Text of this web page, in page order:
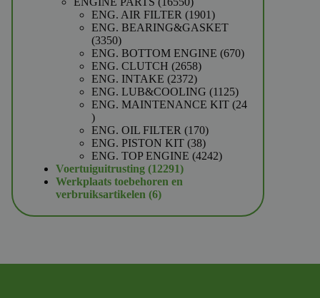
producten
ENG. AIR FILTER 19011901
producten
ENG. BEARING&GASKET
33503350
producten
ENG. BOTTOM ENGINE 670670
ENG. CLUTCH 26582658
ENG. INTAKE 23722372
producten
ENG. LUB&COOLING 11251125
producten
ENG. MAINTENANCE KIT 24
24
producten
ENG. OIL FILTER 170170
producten
ENG. PISTON KIT 3838
producten
ENG. TOP ENGINE 42424242
Voertuiguitrusting 1229112291
producten
Werkplaats toebehoren en
verbruiksartikelen 66